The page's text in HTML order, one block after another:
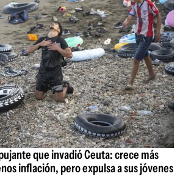
que invadió Ceuta: crece más
inflación, pero expulsa a sus jóvenes